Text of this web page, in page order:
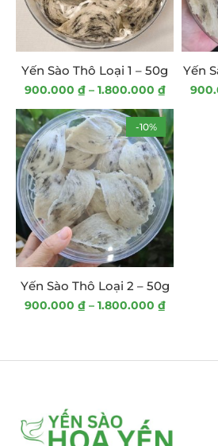
Yến Sào Tinh Chế
Yến Sào Vụn
TOP RATED PRODUCTS
Táo Đỏ Sấy Khô
140.000₫ 120.000
Yến Sào Thô Loại 1 -
900.000
₫–1.800.000
Yến Sào Tinh Chế
Yến Sào Thô Loại 1 – 50g
900.000 ₫– 1.800.000 ₫
Yến
-10%
Yến Sào Thô Loại 2 – 50g
900.000 ₫– 1.800.000 ₫